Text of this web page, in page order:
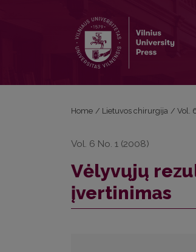
Home / Lietuvos chirurgija / Vol.
Vol. 6 No. 1 (2008)
Vėlyvųjų
įvertinimas